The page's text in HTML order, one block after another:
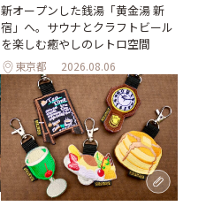
新オープンした銭湯「黄金湯 新
宿」へ。サウナとクラフトビール
を楽しむ癒やしのレトロ空間
東京都 2026.08.06